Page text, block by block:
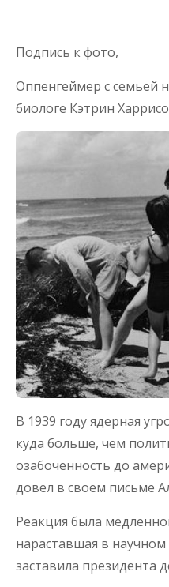
Подпись к фото,
Оппенгеймер с семьей
биологе Кэтрин
В 1939 году ядерная
куда больше, чем
озабоченность до
довел в своем письме
Реакция была
нараставшая в
заставила президента